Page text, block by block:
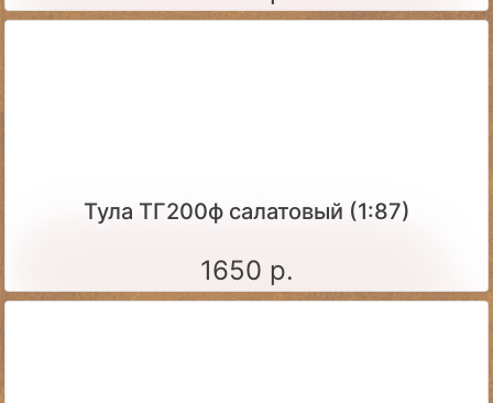
Тула ТГ200ф салатовый (1:87)
1650 р.